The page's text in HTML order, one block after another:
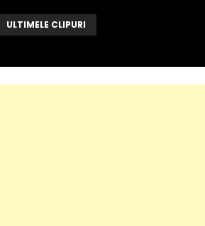
ULTIMELE CLIPURI